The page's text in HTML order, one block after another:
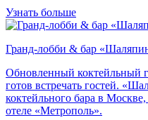
Узнать больше
Гранд-лобби & бар
Обновленный коктейльный
готов встречать гостей.
коктейльного бара в
отеле «Метрополь».